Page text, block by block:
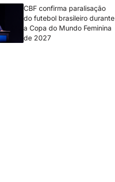
CBF confirma paralisação
do futebol brasileiro durante
a Copa do Mundo Feminina
de 2027